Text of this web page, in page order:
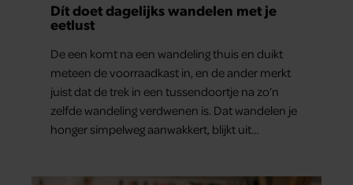
Dít doet dagelijks wandelen met je
eetlust
De een komt na een wandeling thuis en duikt
meteen de voorraadkast in, en de ander merkt
juist dat de trek in een tussendoortje na zo’n
zelfde wandeling verdwenen is. Dat wandelen je
honger simpelweg aanwakkert, blijkt uit